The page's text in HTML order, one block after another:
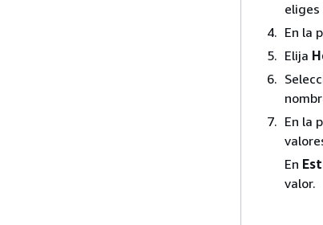
eliges
En la
Elija
En la
En
valor.